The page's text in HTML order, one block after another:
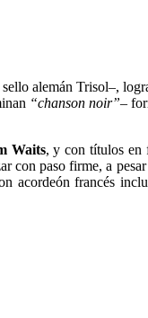
alemán Trisol–,
“chanson noir”–
Waits, y con títulos en
con paso firme, a
acordeón francés